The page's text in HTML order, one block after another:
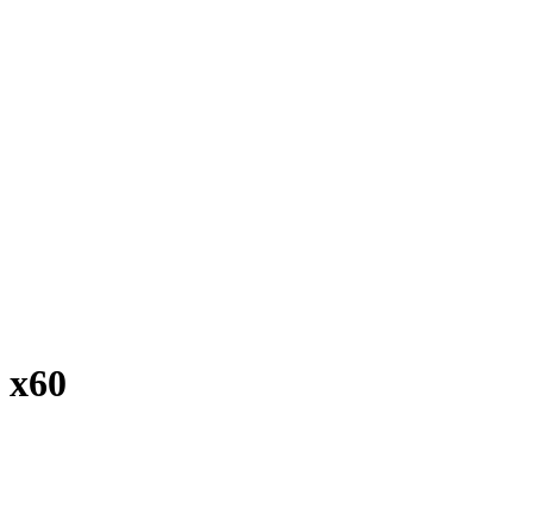
x60